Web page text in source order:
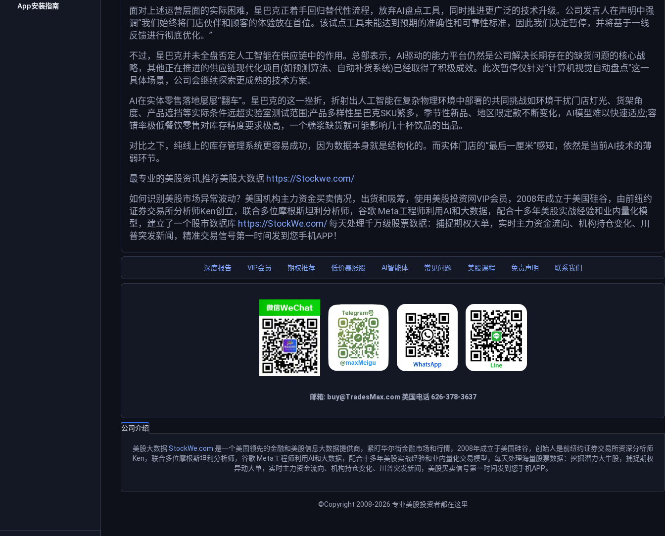
App安装指南
面对上述运营层面的实际困难，星巴克正着手回归替代性流程，放弃AI盘点工具，同时推进更广泛的技术升级。公司发言人在声明中强
调“我们始终将门店伙伴和顾客的体验放在首位。该试点工具未能达到预期的准确性和可靠性标准，因此我们决定暂停，并将基于一线
反馈进行彻底优化。”
不过，星巴克并未全盘否定人工智能在供应链中的作用。总部表示，AI驱动的能力平台仍然是公司解决长期存在的缺货问题的核心战
略，其他正在推进的供应链现代化项目(如预测算法、自动补货系统)已经取得了积极成效。此次暂停仅针对“计算机视觉自动盘点”这一
具体场景，公司会继续探索更成熟的技术方案。
AI在实体零售落地屡屡“翻车”。星巴克的这一挫折，折射出人工智能在复杂物理环境中部署的共同挑战如环境干扰门店灯光、货架角
度、产品遮挡等实际条件远超实验室测试范围;产品多样性星巴克SKU繁多，季节性新品、地区限定款不断变化，AI模型难以快速适应;容
错率极低餐饮零售对库存精度要求极高，一个糖浆缺货就可能影响几十杯饮品的出品。
对比之下，纯线上的库存管理系统更容易成功，因为数据本身就是结构化的。而实体门店的“最后一厘米”感知，依然是当前AI技术的薄
弱环节。
最专业的美股资讯,推荐美股大数据 https://Stockwe.com/
如何识别美股市场异常波动？美国机构主力资金买卖情况，出货和吸筹，使用美股投资网VIP会员，2008年成立于美国硅谷，由前纽约
证券交易所分析师Ken创立，联合多位摩根斯坦利分析师，谷歌 Meta工程师利用AI和大数据，配合十多年美股实战经验和业内量化模
型，建立了一个股市数据库 https://StockWe.com/每天处理千万级股票数据：捕捉期权大单，实时主力资金流向、机构持仓变化、川
普突发新闻，精准交易信号第一时间发到您手机APP！
深度报告 VIP会员 期权推荐 低价暴涨股 AI智能体 常见问题 美股课程 免责声明 联系我们
邮箱: buy@TradesMax.com美国电话 626-378-3637
公司介绍
美股大数据StockWe.com 是一个美国领先的金融和美股信息大数据提供商，紧盯华尔街金融市场和行情，2008年成立于美国硅谷，创始人是前纽约证券交易所资深分析师
Ken，联合多位摩根斯坦利分析师，谷歌 Meta工程师利用AI和大数据，配合十多年美股实战经验和业内量化交易模型，每天处理海量股票数据：挖掘潜力大牛股，捕捉期权
异动大单，实时主力资金流向、机构持仓变化、川普突发新闻，美股买卖信号第一时间发到您手机APP。
©Copyright 2008-2026 专业美股投资者都在这里